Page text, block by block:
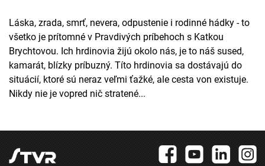
Láska, zrada, smrť, nevera, odpustenie i rodinné hádky - to
všetko je prítomné v Pravdivých príbehoch s Katkou
Brychtovou. Ich hrdinovia žijú okolo nás, je to náš sused,
kamarát, blízky príbuzný. Títo hrdinovia sa dostávajú do
situácií, ktoré sú neraz veľmi ťažké, ale cesta von existuje.
Nikdy nie je vopred nič stratené...